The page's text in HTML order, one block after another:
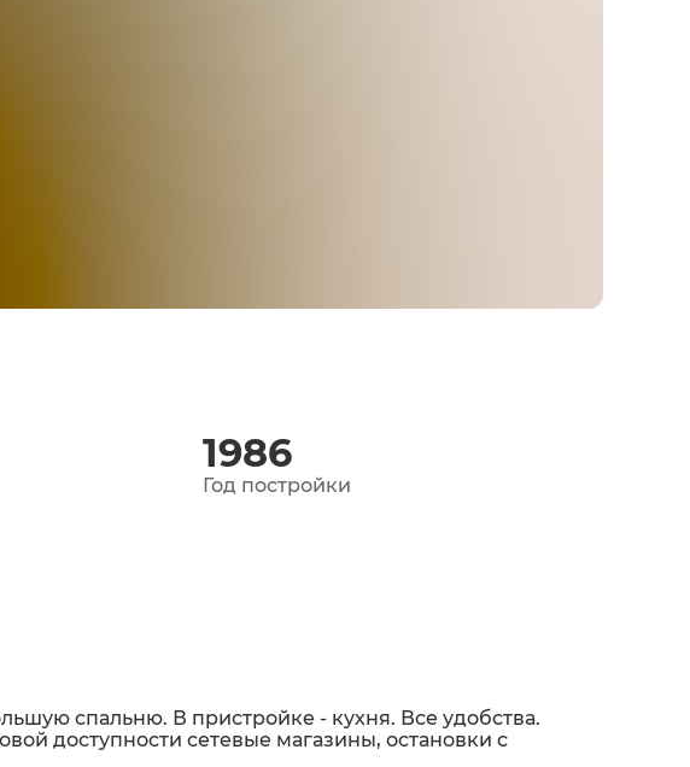
1986
Год постройки
спальню. В пристройке - кухня. Все удобства.
доступности сетевые магазины, остановки с